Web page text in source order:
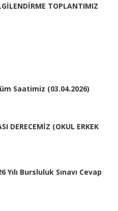
TOPLANTIMIZ
Saatimiz (03.04.2026)
DERECEMİZ (OKUL ERKEK
Yılı Bursluluk Sınavı Cevap